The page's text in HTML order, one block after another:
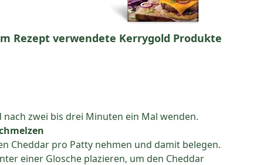
Rezept verwendete Kerrygold Produkte
zwei bis drei Minuten ein Mal wenden.
Cheddar pro Patty nehmen und damit belegen.
einer Glosche plazieren, um den Cheddar